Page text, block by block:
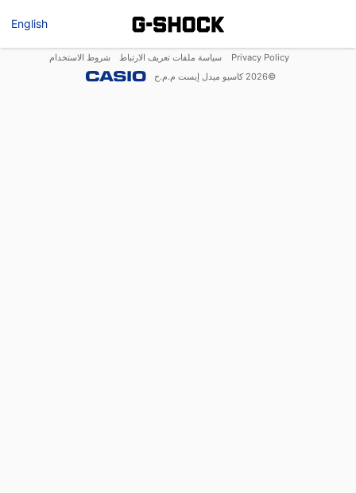
English
Privacy Policy سياسة ملفات تعريف الارتباط
شروط الاستخدام
©
2026 كاسيو ميدل إيست م.م.ح